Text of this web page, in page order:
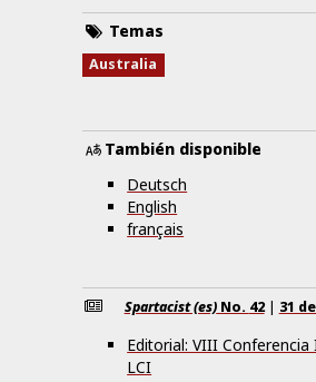
Temas
Australia
También disponible
Deutsch
English
français
Spartacist (es)No. 42 | 31
Editorial: VIII
LCI